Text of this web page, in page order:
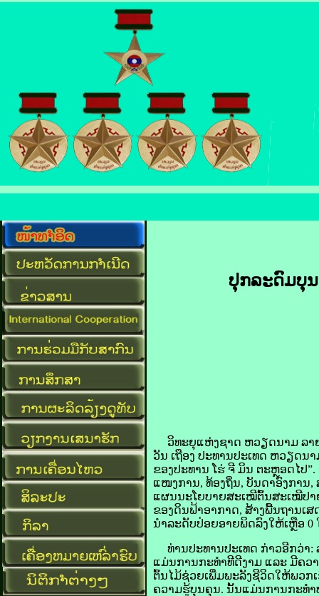
ປຸກລະດົມບຸ
ວິທະຍຸ​ແຫ່ງ​ຊາດ​ ຫວຽດນາມ​ ລາຍ​
ວັນ ​ເຖືອງ ປະທານ​ປະເທດ ຫວຽດນ
ຂອງ​ປະທານ​ ໂຮ່​ ຈີ​ ມິນ ຕະຫຼອດ​ໄປ
ແໜງການ, ທ້ອງຖິ່ນ, ບັນດາ​ອົງການ
ແຜນ​ນະໂຍບາຍ​ສະເໝີ​ຕົ້ນ​ສະເໝີປາ
ຂອງ​ດິນ​ຟ້າ​ອາກາດ, ສ້າງ​ພື້ນຖານ​ເ
ນຳ​ລະດັບ​ປ່ອຍ​ອາຍ​ພິດ​ລົງ​ໃຫ້​ເຫຼືອ 0
ທ່ານ​ປະທານປະເທດ ກ່າວ​ອີກວ່າ
ແມ່ນ​ການ​ກະທຳ​ທີ​ດີງາມ ແລະ ມີ​ຄ
ຕົ້ນໄມ້​ຊ່ວຍ​ເພີ່ມ​ພະລັງ​ຊີວິດ​ໃຫ້​ພວກ​
ຄວາມ​ຮູ້​ບຸນຄຸນ. ນັ້ນ​ແມ່ນ​ການ​ກະທຳ​